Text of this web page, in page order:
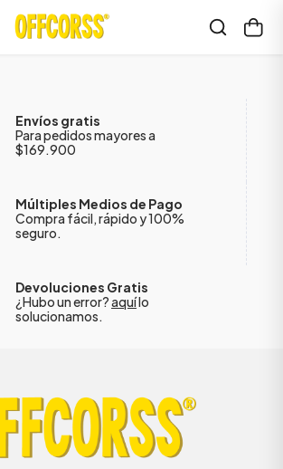
Envíos gratis
Para pedidos mayores a
$169.900
Múltiples Medios de Pago
Compra fácil, rápido y 100%
seguro.
Devoluciones Gratis
¿Hubo un error?aquílo
solucionamos.